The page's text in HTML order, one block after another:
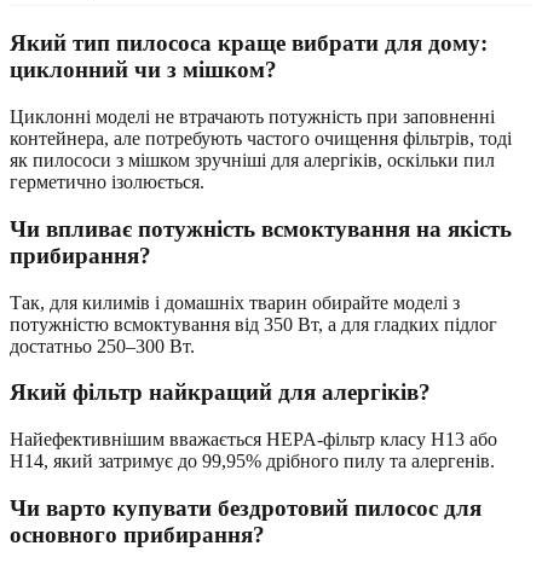
Який тип пилососа краще вибрати для дому:
циклонний чи з мішком?
Циклонні моделі не втрачають потужність при заповненні
контейнера, але потребують частого очищення фільтрів, тоді
як пилососи з мішком зручніші для алергіків, оскільки пил
герметично ізолюється.
Чи впливає потужність всмоктування на якість
прибирання?
Так, для килимів і домашніх тварин обирайте моделі з
потужністю всмоктування від 350 Вт, а для гладких підлог
достатньо 250–300 Вт.
Який фільтр найкращий для алергіків?
Найефективнішим вважається HEPA-фільтр класу H13 або
H14, який затримує до 99,95% дрібного пилу та алергенів.
Чи варто купувати бездротовий пилосос для
основного прибирання?